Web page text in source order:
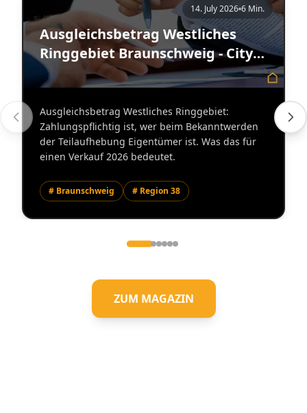
14. July 2026 6 Min.
Ausgleichsbetrag Westliches
Ringgebiet Braunschweig - City
Immobilienmakler
Ausgleichsbetrag Westliches Ringgebiet:
Zahlungspflichtig ist, wer beim Bekanntwerden
der Teilaufhebung Eigentümer ist. Was das für
einen Verkauf 2026 bedeutet.
# Braunschweig # Region 38
ZUM MAGAZIN